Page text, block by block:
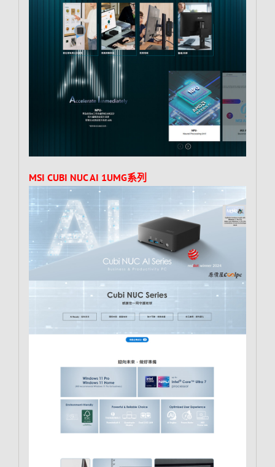
MSI CUBI NUC AI 1UMG系列